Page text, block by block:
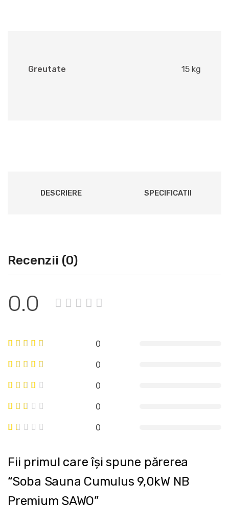
Greutate 15 kg
DESCRIERE SPECIFICATII
Recenzii (0)
0.0
0
0
0
0
0
Fii primul care își spune părerea
“Soba Sauna Cumulus 9,0kW NB
Premium SAWO”